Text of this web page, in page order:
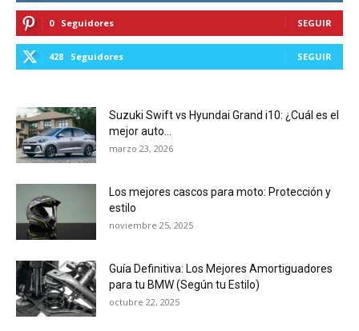
0 Seguidores SEGUIR
428 Seguidores SEGUIR
Suzuki Swift vs Hyundai Grand i10: ¿Cuál es el
mejor auto...
marzo 23, 2026
Los mejores cascos para moto: Protección y
estilo
noviembre 25, 2025
Guía Definitiva: Los Mejores Amortiguadores
para tu BMW (Según tu Estilo)
octubre 22, 2025